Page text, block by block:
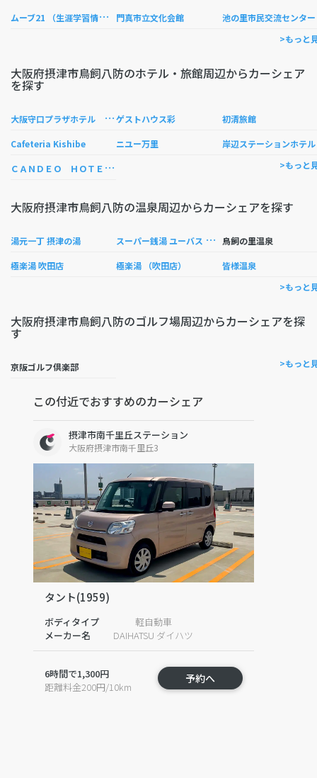
ム
ーブ21 （生涯学習情報センター） 門真市立文化会館
>もっと
大阪府摂津市鳥飼八防のホテル・旅館周辺からカーシェア
を探す
大
阪守口プラザホテル 大日駅前ゲストハウス彩 初清旅館
Cafeteria Kishibe ニユー万里 岸辺ステーションホテル
Ｃ
ＡＮＤＥＯ ＨＯＴＥＬＳ大阪岸辺 >もっと
大阪府摂津市鳥飼八防の温泉周辺からカーシェアを探す
湯元一丁 摂津の湯 ス
ーパー銭湯 ユーバス 守口店 鳥飼の里温泉
極楽湯 吹田店 極楽湯 （吹田店）
皆様温泉
>もっと
大阪府摂津市鳥飼八防のゴルフ場周辺からカーシェアを探
す
京阪ゴルフ倶楽部 >もっと
この付近でおすすめのカーシェア
摂津市南千里丘ステーション
大阪府摂津市南千里丘3
タント(1959)
ボディタイプ
メーカー名
軽自動車
DAIHATSU ダイハツ
6時間で1,300円
距離料金200円/10km
予約へ